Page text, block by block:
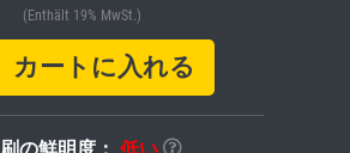
(Enthält 19% MwSt.)
ートに入れる